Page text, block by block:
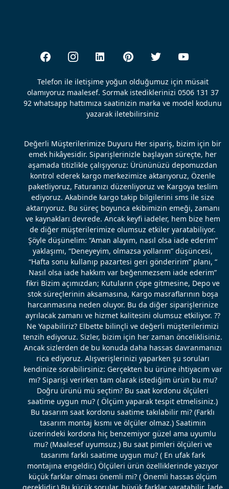
Telefon ile iletişime yoğun olduğumuz için müsait
olamıyoruz maalesef. Sormak istediklerinizi 0506 131 37
92 whatsapp hattımıza saatinizin marka ve model kodunu
yazarak iletebilirsiniz
Değerli Müşterilerimize Duyuru Her sipariş, bizim için bir
emek hikâyesidir. Siparişlerinizle başlayan süreçte, her
aşamada titizlikle çalışıyoruz: Ürününüzü depomuzdan
kontrol ederek kargo merkezimize aktarıyoruz, Özenle
paketliyoruz, Faturanızı düzenliyoruz ve Kargoya teslim
ediyoruz. Akabinde kargo takip bilgilerini sms ile size
aktarıyoruz. Bu süreç boyunca ekibimizin emeği, zamanı
ve kaynakları devrede. Ancak keyfi iadeler, hem bize hem
de diğer müşterilerimize olumsuz etkiler yaratabiliyor.
Şöyle düşünelim: “Aman alayım, nasıl olsa iade ederim”
yaklaşımı, “Deneyeyim, olmazsa yollarım” düşüncesi,
“Hafta sonu kullanıp pazartesi geri gönderirim” planı, “
Nasıl olsa iade hakkım var beğenmezsem iade ederim”
fikri Bizim açımızdan; Kutuların çöpe gitmesine, Depo ve
stok süreçlerinin aksamasına, Kargo masraflarının boşa
harcanmasına neden oluyor. Bu da diğer siparişlerinize
ayrılacak zamanı ve hizmet kalitesini olumsuz etkiliyor. ??
Ne Yapabiliriz? Elbette bilinçli ve değerli müşterilerimizi
tenzih ediyoruz. Sizler, bizim için her zaman önceliklisiniz.
Ancak sizlerden de bu konuda daha hassas davranmanızı
rica ediyoruz. Alışverişlerinizi yaparken şu soruları
kendinize sorabilirsiniz: Gerçekten bu ürüne ihtiyacım var
mı? Siparişi verirken tam olarak istediğim ürün bu mu?
Doğru ürünü mü seçtim? Bu saat kordonu ölçüleri
saatime uygun mu? ( Ölçüm yaparak tespit etmelisiniz.)
Bu tasarım saat kordonu saatime takılabilir mi? (Farklı
tasarım montaj kısmı ve ölçüler olmaz.) Saatimin
üzerindeki kordona hiç benzemiyor güzel ama uyumlu
mu? (Maalesef uyumsuz.) Bu saat pimleri ölçüleri ve
tasarımı farklı saatime uygun mu? ( En ufak fark
montajına engeldir.) Ölçüleri ürün özelliklerinde yazıyor
küçük farklar olması önemli mi? ( Önemli hassas ölçüm